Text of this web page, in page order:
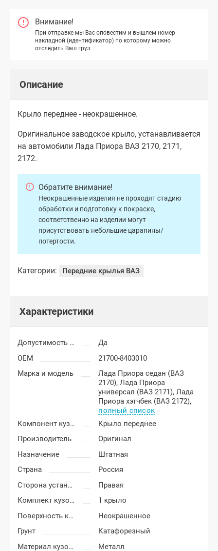
Внимание!
При отправке мы Вас оповестим и вышлем номер
накладной (идентификатор) по которому можно
отследить Ваш груз.
Описание
Крыло переднее - неокрашенное.
Оригинальное заводское крыло, устанавливается
на автомобили Лада Приора ВАЗ 2170, 2171,
2172.
Обратите внимание!
Неокрашенные изделия не проходят стадию
обработки и подготовку к покраске,
соответственно на изделии могут
присутствовать небольшие царапины/
потертости.
Категории: Передние крылья ВАЗ
Характеристики
Допустимость мелких царапин
Да
OEM
21700-8403010
Марка и модель
Лада Приора седан (ВАЗ
2170),Лада Приора
универсал (ВАЗ 2171),Лада
Приора хэтчбек (ВАЗ 2172),
полный список
Компонент кузова
Крыло переднее
Производитель
Оригинал
Назначение
Штатная
Страна
Россия
Сторона установки
Правая
Комплект кузовных деталей
1 крыло
Поверхность крыла
Неокрашенное
Грунт
Катафорезный
Материал кузовных деталей
Металл